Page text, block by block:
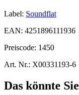
Label: Soundflat
EAN: 4251896111936
Preiscode: 1450
Art. Nr.: X00331193-6
Das könnte